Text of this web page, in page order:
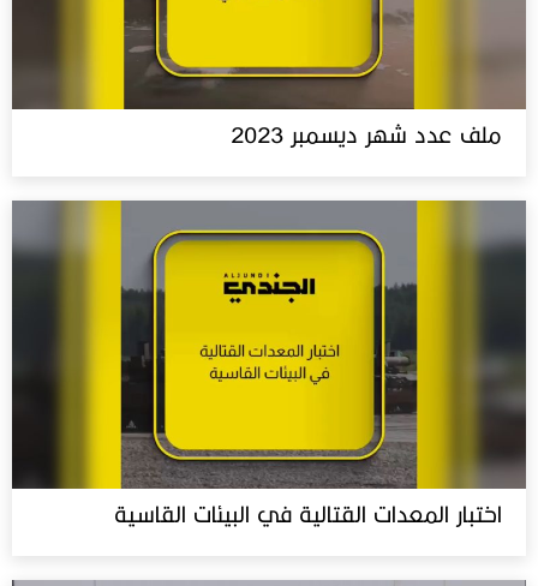
ملف عدد شهر ديسمبر 2023
اختبار المعدات القتالية في البيئات القاسية